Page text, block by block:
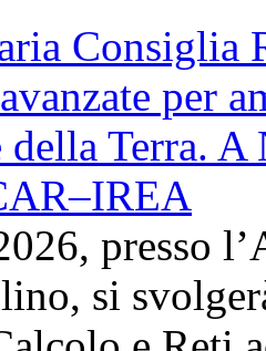
Consiglia
presso
si